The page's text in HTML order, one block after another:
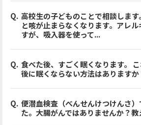
高校生の子どものことで相談しま
と咳が止まらなくなります。アレ
すが、吸入器を使って...
食べた後、すごく眠くなります。
後に眠くならない方法はありますか
便潜血検査（べんせんけつけんさ
た。大腸がんではありませんか？教